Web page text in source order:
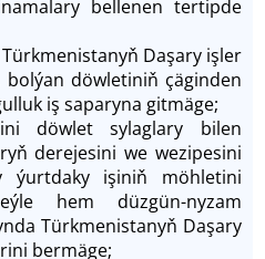
bellenen tertipde
Türkmenistanyň Daşary işler
döwletiniň çäginden
iş saparyna gitmäge;
döwlet sylaglary bilen
derejesini we wezipesini
ýurtdaky işiniň möhletini
hem düzgün-nyzam
Türkmenistanyň Daşary
bermäge;